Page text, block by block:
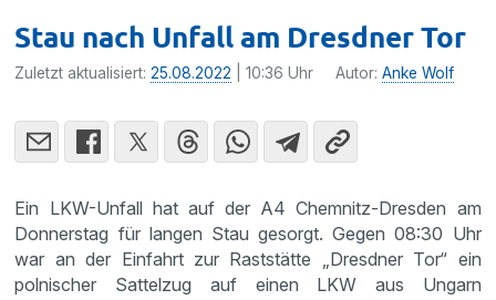
Stau nach Unfall am Dresdner Tor
Zuletzt aktualisiert:25.08.2022 | 10:36 Uhr Autor:Anke Wolf
Ein LKW-Unfall hat auf der A4 Chemnitz-Dresden am
Donnerstag für langen Stau gesorgt. Gegen 08:30 Uhr
war an der Einfahrt zur Raststätte „Dresdner Tor“ ein
polnischer Sattelzug auf einen LKW aus Ungarn